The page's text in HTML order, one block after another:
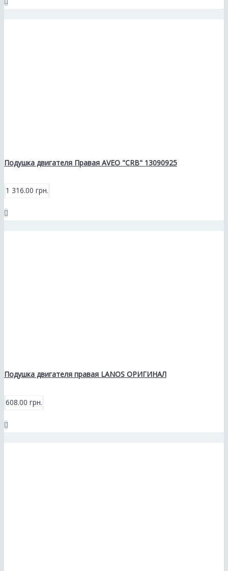
Подушка двигателя Правая AVEO "CRB" 13090925
1 316.00 грн.
Подушка двигателя правая LANOS ОРИГИНАЛ
608.00 грн.